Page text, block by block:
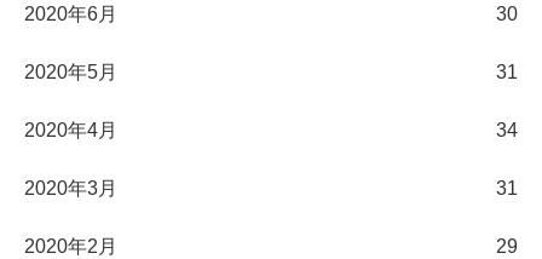
2020年6月 30
2020年5月 31
2020年4月 34
2020年3月 31
2020年2月 29